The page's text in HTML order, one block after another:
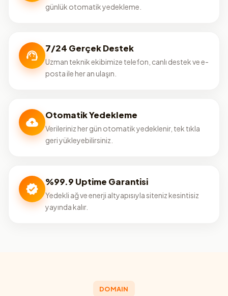
günlük otomatik yedekleme.
7/24 Gerçek Destek
Uzman teknik ekibimize telefon, canlı destek ve e-
posta ile her an ulaşın.
Otomatik Yedekleme
Verileriniz her gün otomatik yedeklenir, tek tıkla
geri yükleyebilirsiniz.
%99.9 Uptime Garantisi
Yedekli ağ ve enerji altyapısıyla siteniz kesintisiz
yayında kalır.
DOMAIN